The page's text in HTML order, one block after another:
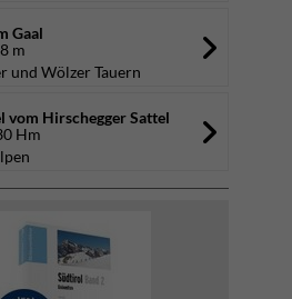
Gaal
m
und Wölzer Tauern
vom Hirschegger Sattel
Hm